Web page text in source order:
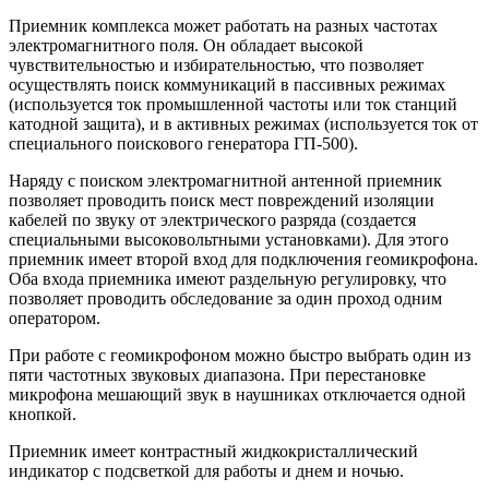
Приемник комплекса может работать на разных частотах
электромагнитного поля. Он обладает высокой
чувствительностью и избирательностью, что позволяет
осуществлять поиск коммуникаций в пассивных режимах
(используется ток промышленной частоты или ток станций
катодной защита), и в активных режимах (используется ток от
специального поискового генератора ГП-500).
Наряду с поиском электромагнитной антенной приемник
позволяет проводить поиск мест повреждений изоляции
кабелей по звуку от электрического разряда (создается
специальными высоковольтными установками). Для этого
приемник имеет второй вход для подключения геомикрофона.
Оба входа приемника имеют раздельную регулировку, что
позволяет проводить обследование за один проход одним
оператором.
При работе с геомикрофоном можно быстро выбрать один из
пяти частотных звуковых диапазона. При перестановке
микрофона мешающий звук в наушниках отключается одной
кнопкой.
Приемник имеет контрастный жидкокристаллический
индикатор с подсветкой для работы и днем и ночью.